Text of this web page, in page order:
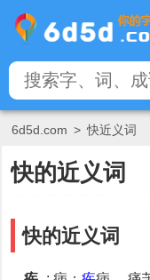
6d5d.com > 快近义词
快的近义词
快的近义词